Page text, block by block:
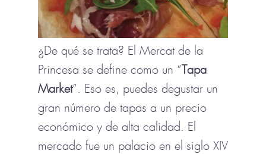
¿De qué se trata? El Mercat de la
Princesa se define como un “Tapa
Market”. Eso es, puedes degustar un
gran número de tapas a un precio
económico y de alta calidad. El
mercado fue un palacio en el siglo XIV